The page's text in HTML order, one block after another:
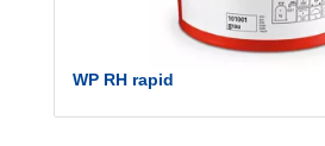
WP RH rapid